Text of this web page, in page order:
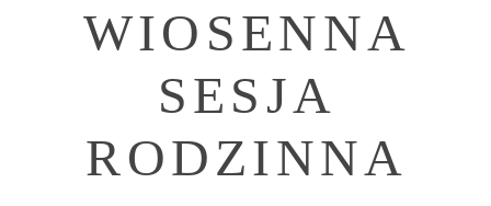
WIOSENNA
SESJA
RODZINNA